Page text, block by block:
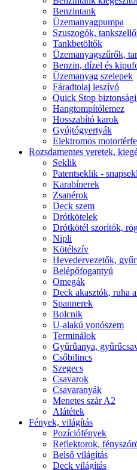
Benzintank
Üzemanyagpumpa
Szuszogók,
Tankbetöltők
Üzemanyagszűrők,
Benzin, dízel és
Üzemanyag szelepek
Fáradtolaj leszívó
Quick Stop
Hangtompítólemez
Hosszabító karok
Gyújtógyertyák
Elektromos
Rozsdamentes veretek,
Seklik
Patentseklik -
Karabínerek
Zsanérok
Deck szem
Drótkötelek
Drótkötél szorítók,
Nipli
Kötélszív
Hevedervezetők,
Belépőfogantyú
Omegák
Deck akasztók, ruha
Spannerek
Bolcnik
U-alakú vonószem
Terminálok
Gyűrűanya,
Csőbilincs
Szegecs
Csavarok
Csavaranyák
Menetes szár A2
Alátétek
Fények, világítás
Pozíciófények
Reflektorok,
Belső világítás
Deck világítás